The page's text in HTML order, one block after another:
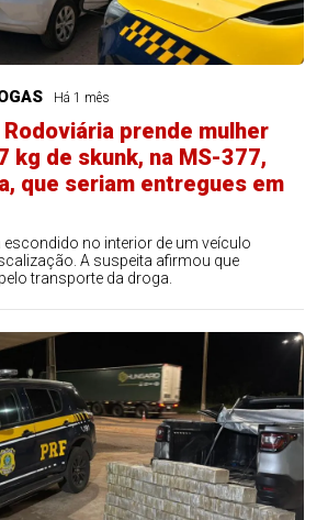
Há 1 mês
prende mulher
kg de skunk, na MS-377,
que seriam entregues em
escondido no interior de um veículo
A suspeita afirmou que
transporte da droga.